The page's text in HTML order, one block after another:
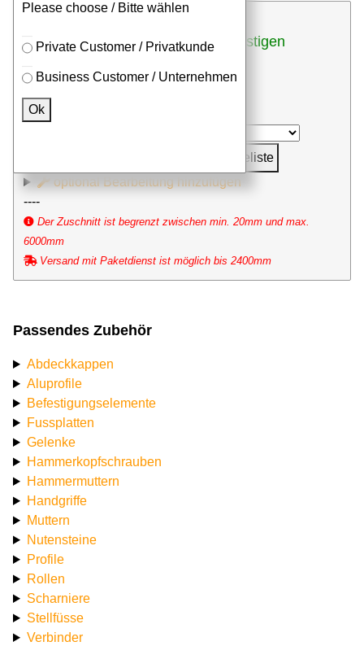
Please choose / Bitte wählen
Private Customer / Privatkunde
Business Customer / Unternehmen
Ok
bei Zuschnitten (inkl. Sägeschnitt)
günstigen
⮮
in Anfrageliste
optional Bearbeitung hinzufügen
----
Der Zuschnitt ist begrenzt zwischen min. 20mm und max.
6000mm
Versand mit Paketdienst ist möglich bis 2400mm
Passendes Zubehör
Abdeckkappen
Aluprofile
Befestigungselemente
Fussplatten
Gelenke
Hammerkopfschrauben
Hammermuttern
Handgriffe
Muttern
Nutensteine
Profile
Rollen
Scharniere
Stellfüsse
Verbinder